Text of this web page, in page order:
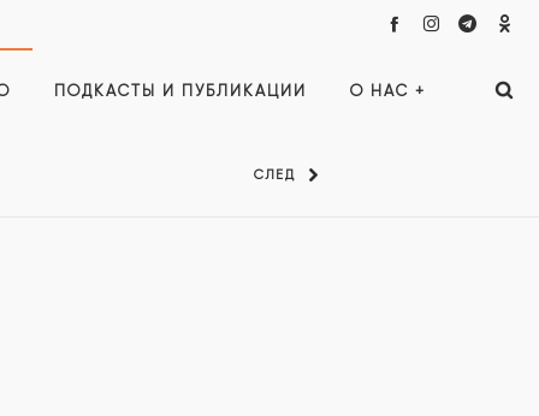
ПОДКАСТЫ И ПУБЛИКАЦИИ О НАС +
СЛЕД